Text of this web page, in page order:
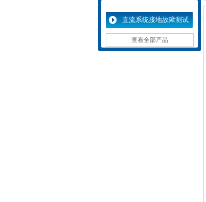
直流系统接地故障测试
仪 查看全部产品